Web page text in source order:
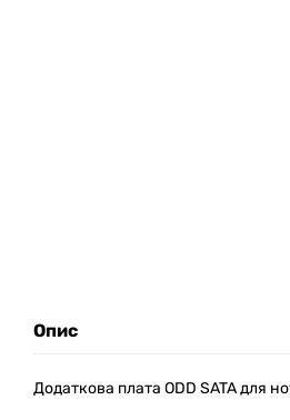
Опис
Додаткова плата ODD SATA для